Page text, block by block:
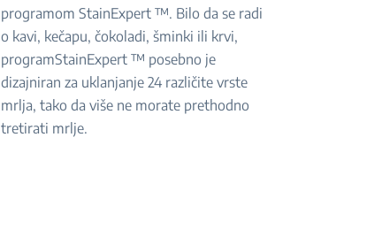
programom StainExpert ™. Bilo da se radi
o kavi, kečapu, čokoladi, šminki ili krvi,
programStainExpert ™ posebno je
dizajniran za uklanjanje 24 različite vrste
mrlja, tako da više ne morate prethodno
tretirati mrlje.